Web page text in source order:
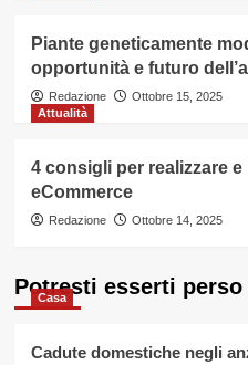
Piante geneticamente
opportunità e futuro
Redazione
Ottobre 15, 2025
Attualità
4 consigli per realizzare
eCommerce
Redazione Ottobre 14, 2025
Potresti esserti perso
Casa
Cadute domestiche negli